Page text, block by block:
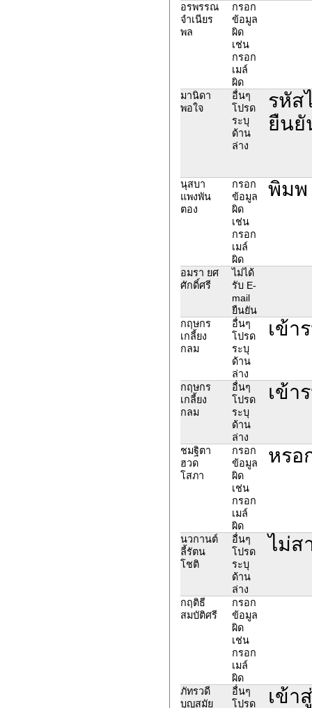
อรพรรณ
จำเนียร
พล
กรอก
ข้อมูล
ผิด
เช่น
กรอก
เมล์
ผิด
มานิดา
พอใจ
อื่นๆ
โปรด
ระบุ
ด้าน
ล่าง
รหัส
ยืนยั
นุสบา
แพงพัน
ตอง
กรอก
ข้อมูล
ผิด
เช่น
กรอก
เมล์
ผิด
พิมพ
อมรา ยศ
ศักดิ์ศรี
ไม่ได้
รับ E-
mail
ยืนยัน
กฤษกร
เกลี้ยง
กลม
อื่นๆ
โปรด
ระบุ
ด้าน
ล่าง
เข้า
กฤษกร
เกลี้ยง
กลม
อื่นๆ
โปรด
ระบุ
ด้าน
ล่าง
เข้า
ชมฐิตา
ฮวด
โสภา
กรอก
ข้อมูล
ผิด
เช่น
กรอก
เมล์
ผิด
หรอ
นวกานต์
ลี้รัตน
โชติ
อื่นๆ
โปรด
ระบุ
ด้าน
ล่าง
ไม่ส
กฤติธี
สมบัติศรี
กรอก
ข้อมูล
ผิด
เช่น
กรอก
เมล์
ผิด
ภัทรวดี
บุญสมัย
อื่นๆ
โปรด
เข้า